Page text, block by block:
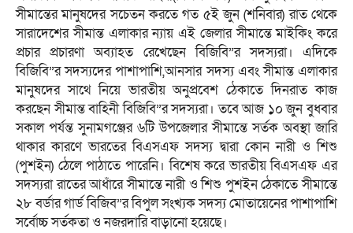
সীমান্তের মানুষদের সচেতন করতে গত ৫ই জুন (শনিবার) রাত থেকে
সারাদেশের সীমান্ত এলাকার ন্যায় এই জেলার সীমান্তে মাইকিং করে
প্রচার প্রচারণা অব্যাহত রেখেছেন বিজিবি”র সদস্যরা। এদিকে
বিজিবি”র সদস্যদের পাশাপাশি,আনসার সদস্য এবং সীমান্ত এলাকার
মানুষদের সাথে নিয়ে ভারতীয় অনুপ্রবেশ ঠেকাতে দিনরাত কাজ
করছেন সীমান্ত বাহিনী বিজিবি”র সদস্যরা। তবে আজ ১০ জুন বুধবার
সকাল পর্যন্ত সুনামগঞ্জের ৬টি উপজেলার সীমান্তে সর্তক অবস্থা জারি
থাকার কারণে ভারতের বিএসএফ সদস্য দ্বারা কোন নারী ও শিশু
(পুশইন) ঠেলে পাঠাতে পারেনি। বিশেষ করে ভারতীয় বিএসএফ এর
সদস্যরা রাতের আধাঁরে সীমান্তে নারী ও শিশু পুশইন ঠেকাতে সীমান্তে
২৮ বর্ডার গার্ড বিজিব”র বিপুল সংখ্যক সদস্য মোতায়েনের পাশাপাশি
সর্বোচ্চ সর্তকতা ও নজরদারি বাড়ানো হয়েছে।